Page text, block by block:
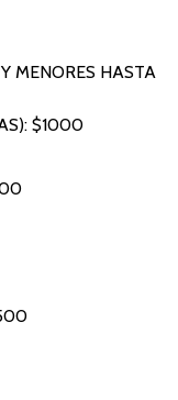
MENORES HASTA
$1000